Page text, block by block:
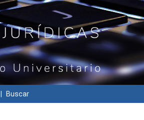
Buscar